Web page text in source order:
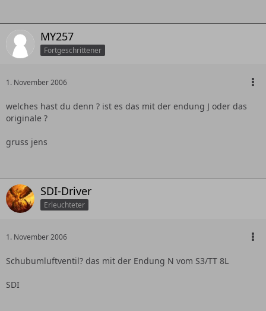
MY257
Fortgeschrittener
1. November 2006
welches hast du denn ? ist es das mit der endung J oder das
originale ?
gruss jens
SDI-Driver
Erleuchteter
1. November 2006
Schubumluftventil? das mit der Endung N vom S3/TT 8L
SDI